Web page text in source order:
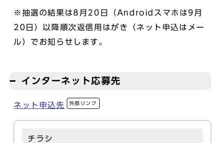
※抽選の結果は8月20日（Androidスマホは9月
20日）以降順次返信用はがき（ネット申込はメー
ル）でお知らせします。
インターネット応募先
ネット申込先 外部リンク
チラシ